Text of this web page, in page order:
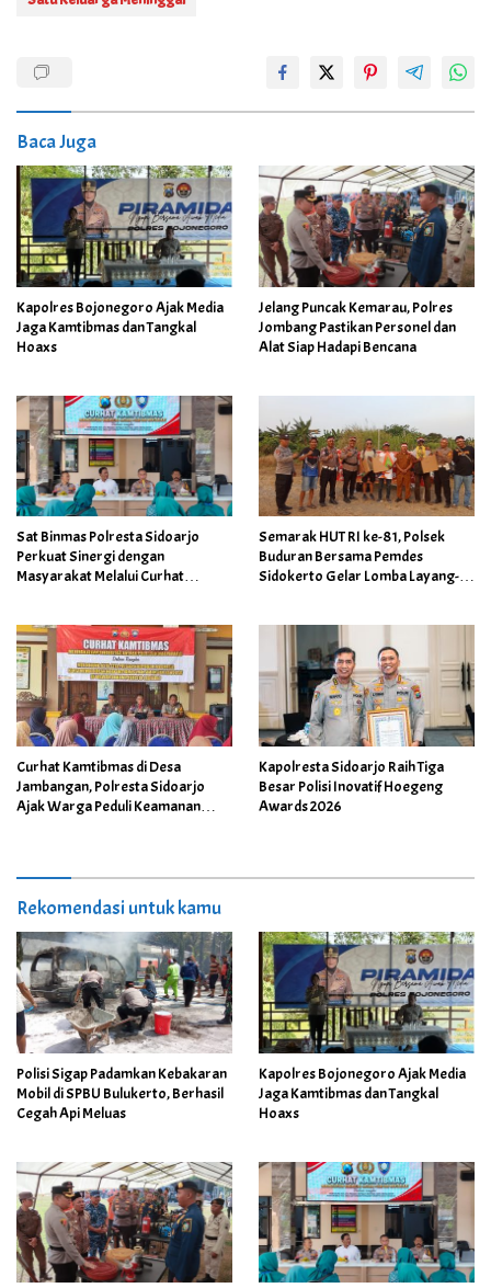
Baca Juga
Kapolres Bojonegoro Ajak Media
Jaga Kamtibmas dan Tangkal
Hoaxs
Jelang Puncak Kemarau, Polres
Jombang Pastikan Personel dan
Alat Siap Hadapi Bencana
Sat Binmas Polresta Sidoarjo
Perkuat Sinergi dengan
Masyarakat Melalui Curhat
Semarak HUT RI ke-81, Polsek
Buduran Bersama Pemdes
Sidokerto Gelar Lomba Layang-
Curhat Kamtibmas di Desa
Jambangan, Polresta Sidoarjo
Ajak Warga Peduli Keamanan
Kapolresta Sidoarjo Raih Tiga
Besar Polisi Inovatif Hoegeng
Awards 2026
Rekomendasi untuk kamu
Polisi Sigap Padamkan Kebakaran
Mobil di SPBU Bulukerto, Berhasil
Cegah Api Meluas
Kapolres Bojonegoro Ajak Media
Jaga Kamtibmas dan Tangkal
Hoaxs